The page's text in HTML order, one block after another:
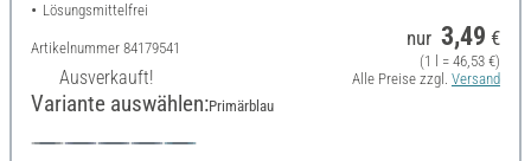
Lösungsmittelfrei
Artikelnummer 84179541
Ausverkauft!
nur 3,49 €
(1 l = 46,53 €)
Alle Preise zzgl. Versand
Variante auswählen:Primärblau